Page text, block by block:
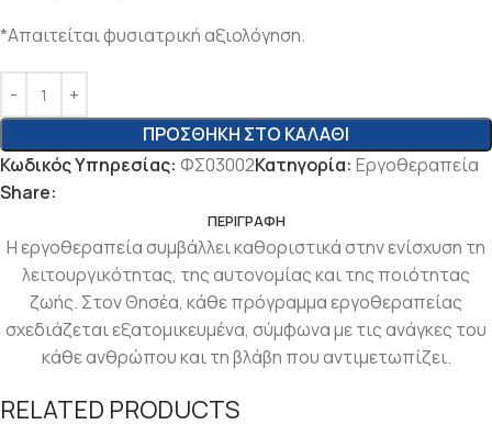
*Απαιτείται φυσιατρική αξιολόγηση.
ΠΡΟΣΘΉΚΗ ΣΤΟ ΚΑΛΆΘΙ
Κωδικός Υπηρεσίας: ΦΣ03002Κατηγορία: Εργοθεραπεία
Share:
ΠΕΡΙΓΡΑΦΉ
Η εργοθεραπεία συμβάλλει καθοριστικά στην ενίσχυση τη
λειτουργικότητας, της αυτονομίας και της ποιότητας
ζωής. Στον Θησέα, κάθε πρόγραμμα εργοθεραπείας
σχεδιάζεταιεξατομικευμένα, σύμφωνα με τις ανάγκες του
κάθε ανθρώπου και τη βλάβη που αντιμετωπίζει.
RELATED PRODUCTS